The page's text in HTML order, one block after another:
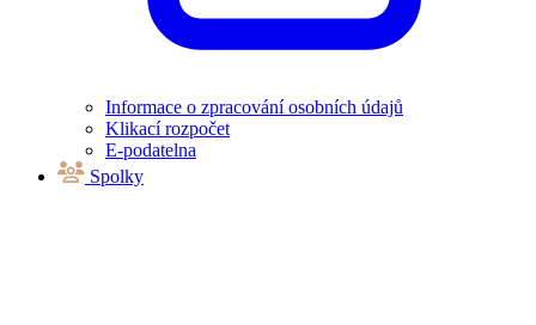
Informace o zpracování osobních údajů
Klikací rozpočet
E-podatelna
Spolky